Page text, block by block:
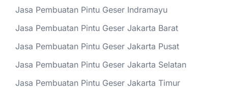
Jasa Pembuatan Pintu Geser Indramayu
Jasa Pembuatan Pintu Geser Jakarta Barat
Jasa Pembuatan Pintu Geser Jakarta Pusat
Jasa Pembuatan Pintu Geser Jakarta Selatan
Jasa Pembuatan Pintu Geser Jakarta Timur